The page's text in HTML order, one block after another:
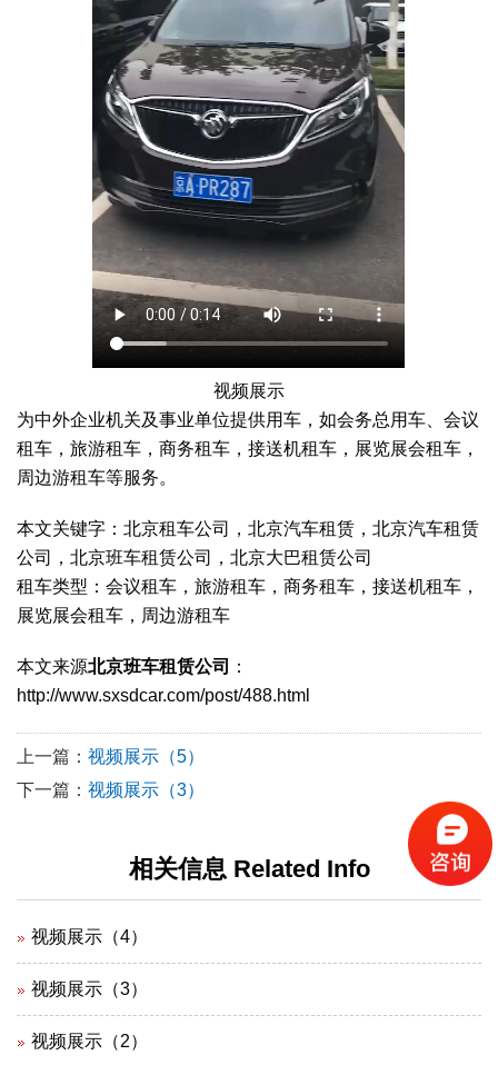
视频展示
为中外企业机关及事业单位提供用车，如会务总用车、会议
租车，旅游租车，商务租车，接送机租车，展览展会租车，
周边游租车等服务。
本文关键字：北京租车公司，北京汽车租赁，北京汽车租赁
公司，北京班车租赁公司，北京大巴租赁公司
租车类型：会议租车，旅游租车，商务租车，接送机租车，
展览展会租车，周边游租车
本文来源北京班车租赁公司
：
http://www.sxsdcar.com/post/488.html
上一篇： 视频展示（5）
下一篇： 视频展示（3）
相关信息 Related Info
视频展示（4）
视频展示（3）
视频展示（2）